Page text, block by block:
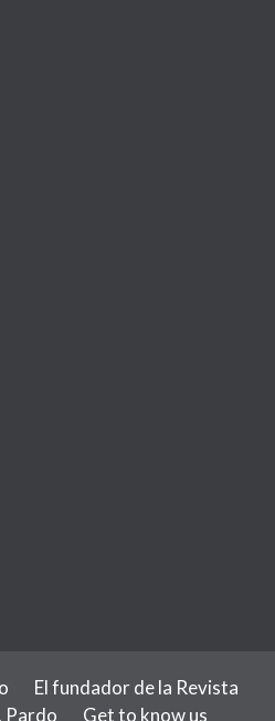
El fundador de la Revista
Get to know us